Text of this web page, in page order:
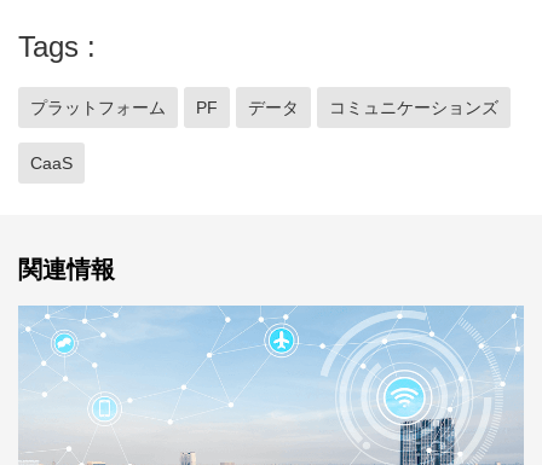
Tags
プラットフォーム PF データ コミュニケーションズ
CaaS
関連情報